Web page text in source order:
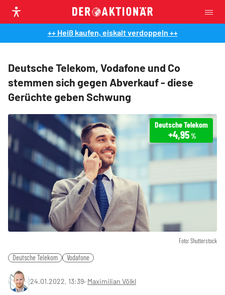
++ Heiß kaufen, eiskalt verdoppeln ++
Deutsche Telekom, Vodafone und Co
stemmen sich gegen Abverkauf - diese
Gerüchte geben Schwung
Foto: Shutterstock
Deutsche Telekom
+4,95%
Deutsche Telekom Vodafone
24.01.2022, 13:39‧ Maximilian Völkl